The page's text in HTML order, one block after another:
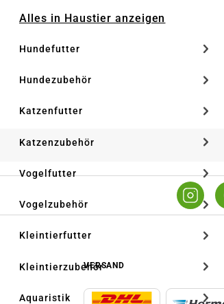
Alles in Haustier anzeigen
Hundefutter
Hundezubehör
Katzenfutter
Katzenzubehör
Vogelfutter
Vogelzubehör
Kleintierfutter
Kleintierzubehör
Aquaristik
VERSAND